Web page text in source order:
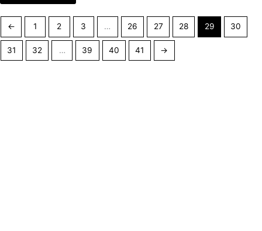
← 1 2 3 … 26 27 28 29 30
31 32 … 39 40 41 →